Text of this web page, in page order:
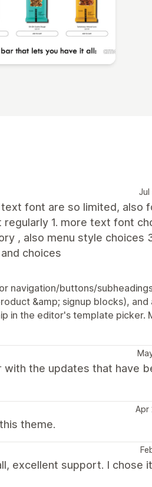
Jul
font are so limited, also
1. more text font
, also menu style choices
choices
navigation/buttons/
&amp; signup blocks), and
in the editor's template picker.
the updates that have
Apr
theme.
excellent support. I chose